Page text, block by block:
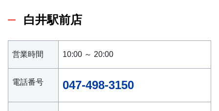
白井駅前店
営業時間 10:00 ～ 20:00
電話番号 047-498-3150